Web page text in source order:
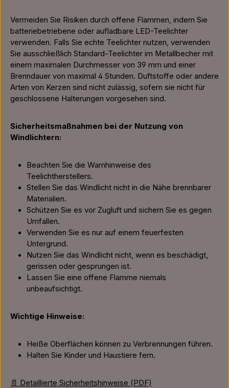
Vermeiden Sie Risiken durch offene Flammen, indem Sie
batteriebetriebene oder aufladbare LED-Teelichter
verwenden. Falls Sie echte Teelichter nutzen, verwenden
Sie ausschließlich Standard-Teelichter im Metallbecher mit
einem maximalen Durchmesser von 39 mm und einer
Brenndauer von maximal 4 Stunden. Duftstoffe oder andere
Arten von Kerzen sind nicht zulässig, sofern sie nicht für
geschlossene Halterungen vorgesehen sind.
Sicherheitsmaßnahmen bei der Nutzung von
Windlichtern:
Beachten Sie die Warnhinweise des
Teelichtherstellers.
Stellen Sie das Windlicht nicht in die Nähe brennbarer
Materialien.
Schützen Sie es vor Zugluft und sichern Sie es gegen
Umfallen.
Verwenden Sie es nur auf einem feuerfesten
Untergrund.
Nutzen Sie das Windlicht nicht, wenn es beschädigt,
gerissen oder gesprungen ist.
Lassen Sie eine offene Flamme niemals
unbeaufsichtigt.
Wichtige Hinweise:
Heiße Oberflächen können zu Verbrennungen führen.
Halten Sie Kinder und Haustiere fern.
📄 Detaillierte Sicherheitshinweise (PDF)